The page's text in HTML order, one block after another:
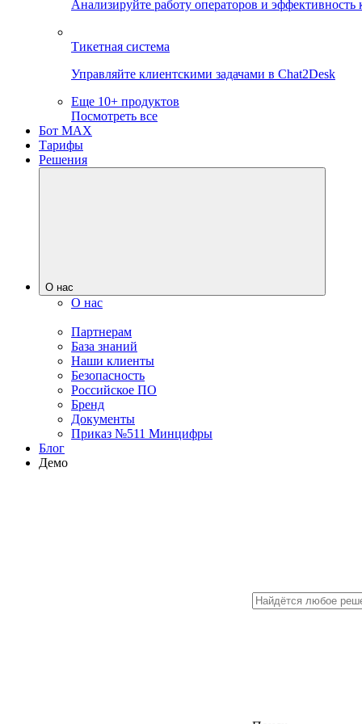
Анализируйте работу операторов и эффективность
Тикетная система
Управляйте клиентскими задачами в Chat2Desk
Еще 10+ продуктов
Посмотреть все
Бот MAX
Тарифы
Решения
О нас
О нас
Партнерам
База знаний
Наши клиенты
Безопасность
Российское ПО
Бренд
Документы
Приказ №511 Минцифры
Блог
Демо